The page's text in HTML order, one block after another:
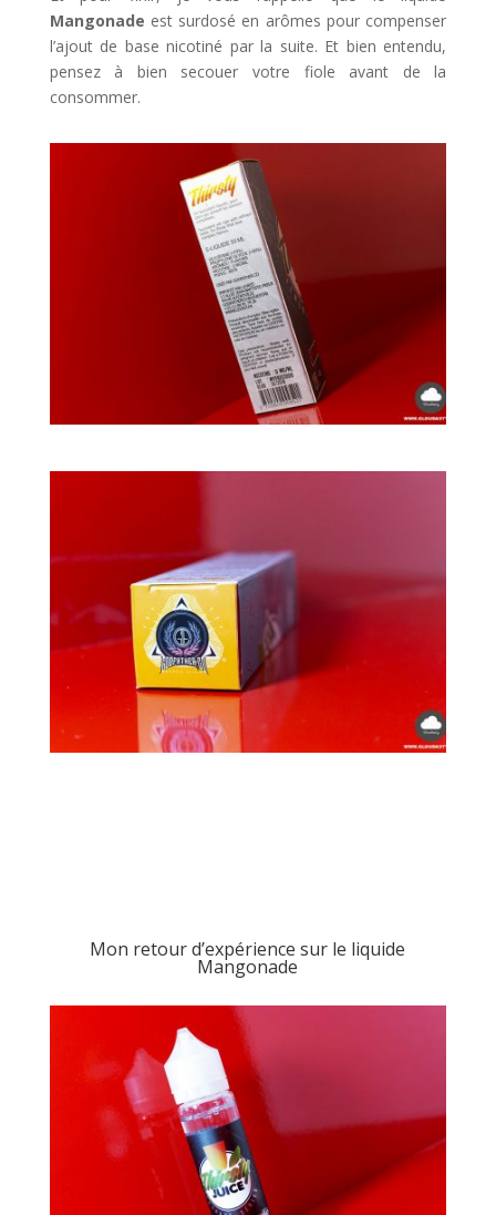
Mangonade est surdosé en arômes pour compenser
l’ajout de base nicotiné par la suite. Et bien entendu,
pensez à bien secouer votre fiole avant de la
consommer.
Mon retour d’expérience sur le liquide
Mangonade